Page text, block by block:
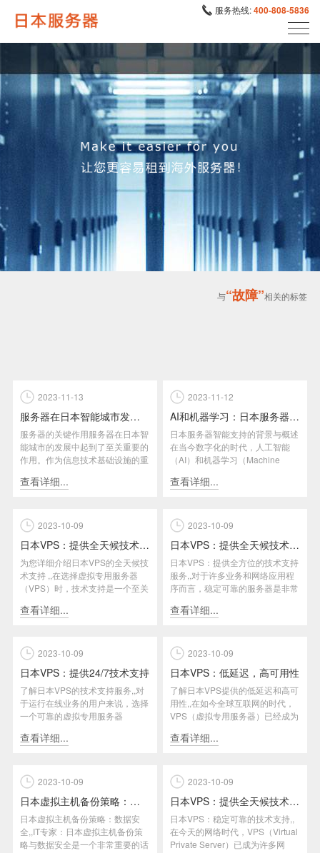
服务热线:400-808-5836
与“故障”相关的标签
2023-11-13
服务器在日本智能城市发展中的角色
服务器的关键作用服务器在日本智
能城市的发展中起到了至关重要的
作用。作为信息技术基础设施的重
储、...
查看详细...
2023-11-12
AI和机器学习：日本服务器的智能支持
日本服务器智能支持的背景与概述
在当今数字化的时代，人工智能
（AI）和机器学习（Machine
查看详细...
2023-10-09
日本VPS：提供全天候技术支持
为您详细介绍日本VPS的全天候技
术支持 ,,在选择虚拟专用服务器
（VPS）时，技术支持是一个至关
查看详细...
2023-10-09
日本VPS：提供全天候技术支持
日本VPS：提供全方位的技术支持
服务,,对于许多业务和网络应用程
序而言，稳定可靠的服务器是非常
查看详细...
2023-10-09
日本VPS：提供24/7技术支持
了解日本VPS的技术支持服务,,对
于运行在线业务的用户来说，选择
一个可靠的虚拟专用服务器
方...
查看详细...
2023-10-09
日本VPS：低延迟，高可用性
了解日本VPS提供的低延迟和高可
用性,,在如今全球互联网的时代，
VPS（虚拟专用服务器）已经成为
查看详细...
2023-10-09
日本虚拟主机备份策略：数据安全
日本虚拟主机备份策略：数据安
全,,IT专家：日本虚拟主机备份策
略与数据安全是一个非常重要的话
2023-10-09
日本VPS：提供全天候技术支持
日本VPS：稳定可靠的技术支持,,
在今天的网络时代，VPS（Virtual
Private Server）已成为许多网